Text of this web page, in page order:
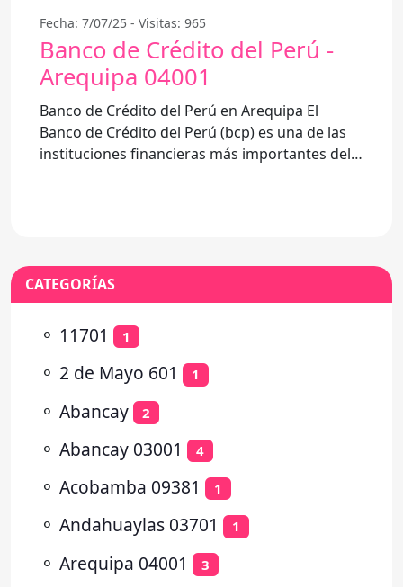
Fecha: 7/07/25 - Visitas: 965
Banco de Crédito del Perú -
Arequipa 04001
Banco de Crédito del Perú en Arequipa El
Banco de Crédito del Perú (bcp) es una de las
instituciones financieras más importantes del
CATEGORÍAS
⚬ 11701 1
⚬ 2 de Mayo 601 1
⚬ Abancay 2
⚬ Abancay 03001 4
⚬ Acobamba 09381 1
⚬ Andahuaylas 03701 1
⚬ Arequipa 04001 3